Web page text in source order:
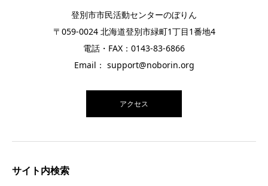
登別市市民活動センターのぼりん
〒059-0024 北海道登別市緑町1丁目1番地4
電話・FAX：0143-83-6866
Email： support@noborin.org
アクセス
サイト内検索